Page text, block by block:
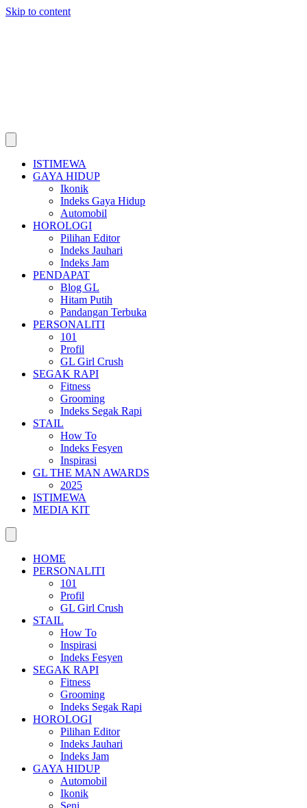
Skip to content
ISTIMEWA
GAYA HIDUP
Ikonik
Indeks Gaya Hidup
Automobil
HOROLOGI
Pilihan Editor
Indeks Jauhari
Indeks Jam
PENDAPAT
Blog GL
Hitam Putih
Pandangan Terbuka
PERSONALITI
101
Profil
GL Girl Crush
SEGAK RAPI
Fitness
Grooming
Indeks Segak Rapi
STAIL
How To
Indeks Fesyen
Inspirasi
GL THE MAN AWARDS
2025
ISTIMEWA
MEDIA KIT
HOME
PERSONALITI
101
Profil
GL Girl Crush
STAIL
How To
Inspirasi
Indeks Fesyen
SEGAK RAPI
Fitness
Grooming
Indeks Segak Rapi
HOROLOGI
Pilihan Editor
Indeks Jauhari
Indeks Jam
GAYA HIDUP
Automobil
Ikonik
Seni